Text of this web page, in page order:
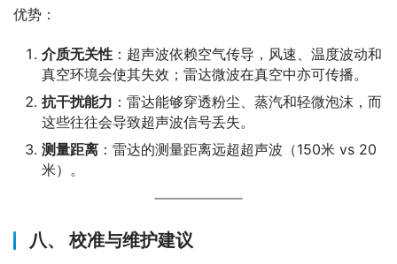
优势：
介质无关性 ：超声波依赖空气传导，风速、温度波动和
真空环境会使其失效；雷达微波在真空中亦可传播。
抗干扰能力 ：雷达能够穿透粉尘、蒸汽和轻微泡沫，而
这些往往会导致超声波信号丢失。
测量距离 ：雷达的测量距离远超超声波（150米 vs 20
米）。
八、 校准与维护建议